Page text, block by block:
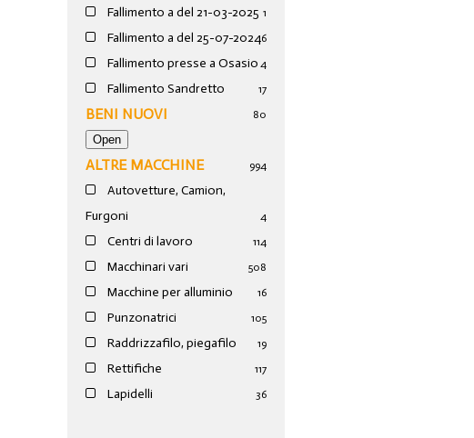
Fallimento a del 21-03-2025 1
Fallimento a del 25-07-20246
Fallimento presse a Osasio 4
Fallimento Sandretto 17
BENI NUOVI 80
ALTRE MACCHINE 994
Autovetture, Camion,
Furgoni
4
Centri di lavoro 114
Macchinari vari 508
Macchine per alluminio 16
Punzonatrici 105
Raddrizzafilo, piegafilo 19
Rettifiche 117
Lapidelli 36